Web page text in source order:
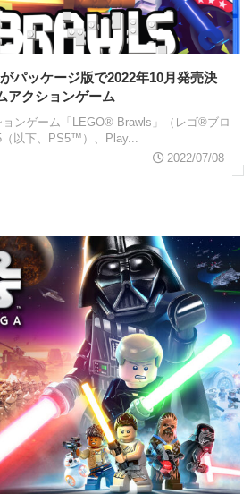
パッケージ版で2022年10月発売決
アクションゲーム
ョンゲーム「LEGO® Brawls」（レゴ®ブロ
以下、PS5™）、Play...
2022/07/08